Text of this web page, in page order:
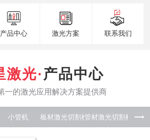
产品中心 激光方案 联系我们
产品中心
小管机 板材激光 管材激光 板管